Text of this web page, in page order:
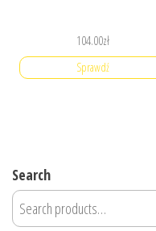
104.00zł
Sprawdź
Search